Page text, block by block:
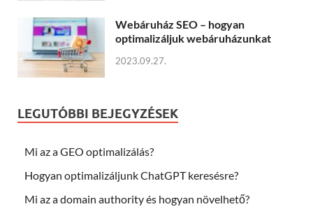
Webáruház SEO – hogyan
optimalizáljuk webáruházunkat
2023.09.27.
LEGUTÓBBI BEJEGYZÉSEK
Mi az a GEO optimalizálás?
Hogyan optimalizáljunk ChatGPT keresésre?
Mi az a domain authority és hogyan növelhető?